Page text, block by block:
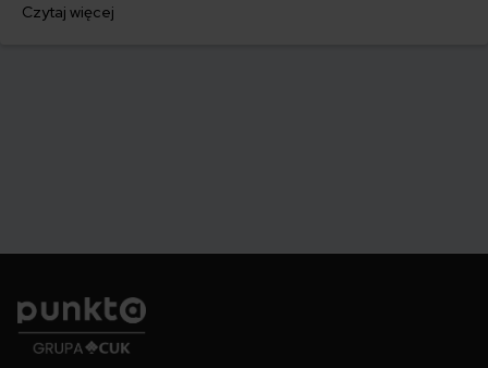
którym szybko załatwisz sprawy urzędowe i będziesz mógł prowadzić
Czytaj więcej